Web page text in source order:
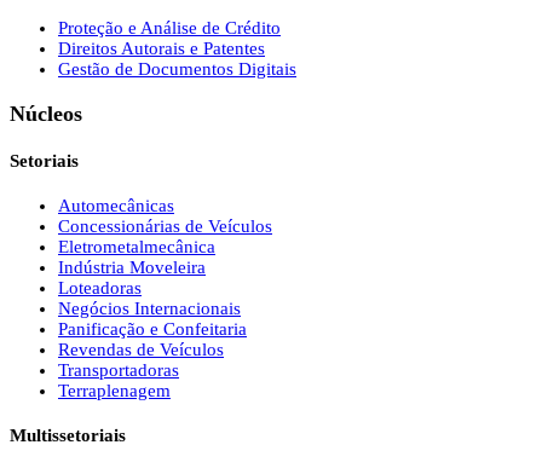
Proteção e Análise de Crédito
Direitos Autorais e Patentes
Gestão de Documentos Digitais
Núcleos
Setoriais
Automecânicas
Concessionárias de Veículos
Eletrometalmecânica
Indústria Moveleira
Loteadoras
Negócios Internacionais
Panificação e Confeitaria
Revendas de Veículos
Transportadoras
Terraplenagem
Multissetoriais